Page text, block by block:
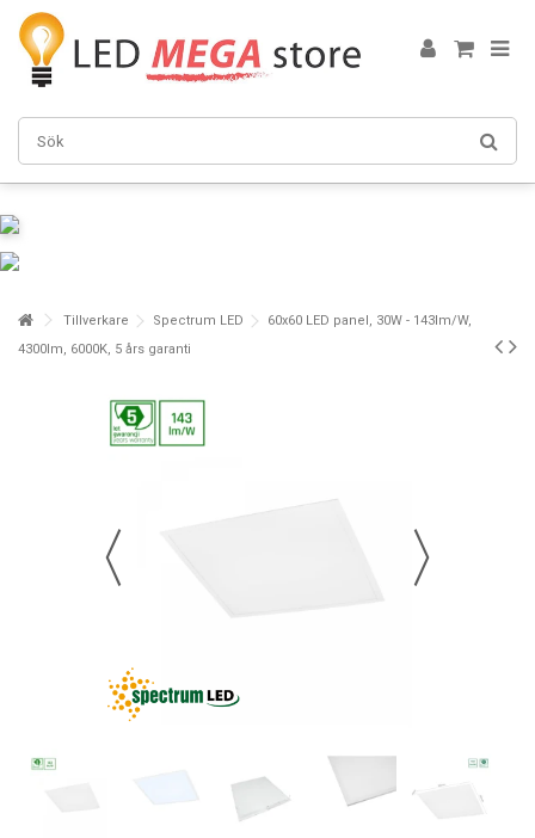
Tillverkare Spectrum LED
60x60 LED panel, 30W - 143lm/W,
4300lm, 6000K, 5 års garanti